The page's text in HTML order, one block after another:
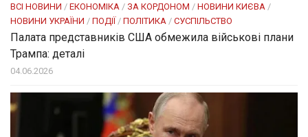
ВСІ НОВИНИ / ЕКОНОМІКА / ЗА КОРДОНОМ / НОВИНИ КИЄВА /
НОВИНИ УКРАЇНИ / ПОДІЇ / ПОЛІТИКА / СУСПІЛЬСТВО
Палата представників США обмежила військові плани
Трампа: деталі
04.06.2026